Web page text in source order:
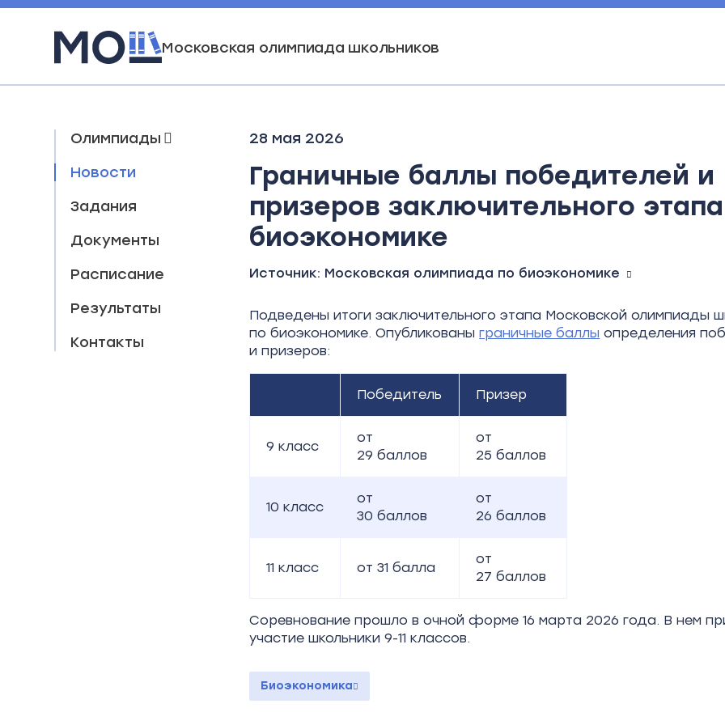
Московская олимпиада школьников
Олимпиады
Новости
Задания
Документы
Расписание
Результаты
Контакты
28 мая 2026
Граничные баллы победителей и
призеров заключительного
биоэкономике
Источник: Московская олимпиада по биоэкономике
Подведены итоги заключительного этапа Московской олимпиады
по биоэкономике. Опубликованыграничные баллы определения
и призеров:
Победитель Призер
9 класс
от
29 баллов
от
25 баллов
10 класс
от
30 баллов
от
26 баллов
11 класс от 31 балла
от
27 баллов
Соревнование прошло в очной форме 16 марта 2026 года. В нем
участие школьники 9-11 классов.
Биоэкономика